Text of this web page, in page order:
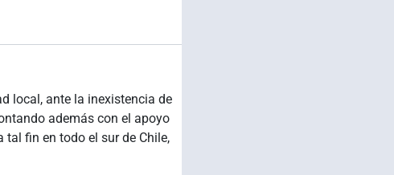
local, ante la inexistencia de
además con el apoyo
fin en todo el sur de Chile,